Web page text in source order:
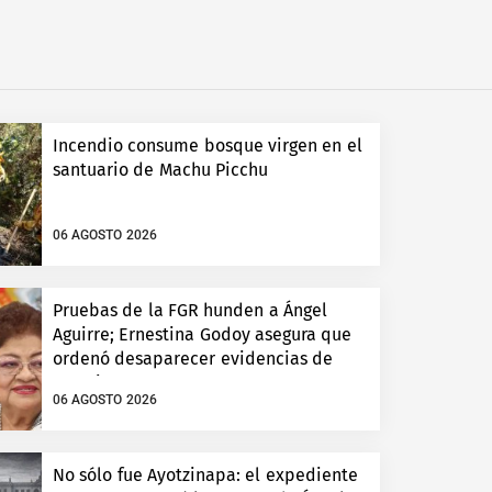
Incendio consume bosque virgen en el
santuario de Machu Picchu
06 AGOSTO 2026
Pruebas de la FGR hunden a Ángel
Aguirre; Ernestina Godoy asegura que
ordenó desaparecer evidencias de
Ayotzinapa
06 AGOSTO 2026
No sólo fue Ayotzinapa: el expediente